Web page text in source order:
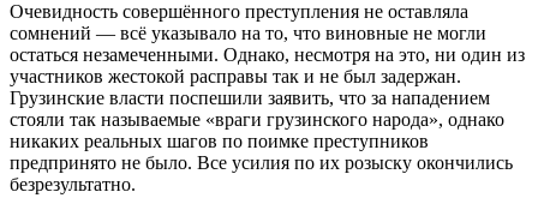
Очевидность совершённого преступления не оставляла
сомнений — всё указывало на то, что виновные не могли
остаться незамеченными. Однако, несмотря на это, ни один из
участников жестокой расправы так и не был задержан.
Грузинские власти поспешили заявить, что за нападением
стояли так называемые «враги грузинского народа», однако
никаких реальных шагов по поимке преступников
предпринято не было. Все усилия по их розыску окончились
безрезультатно.